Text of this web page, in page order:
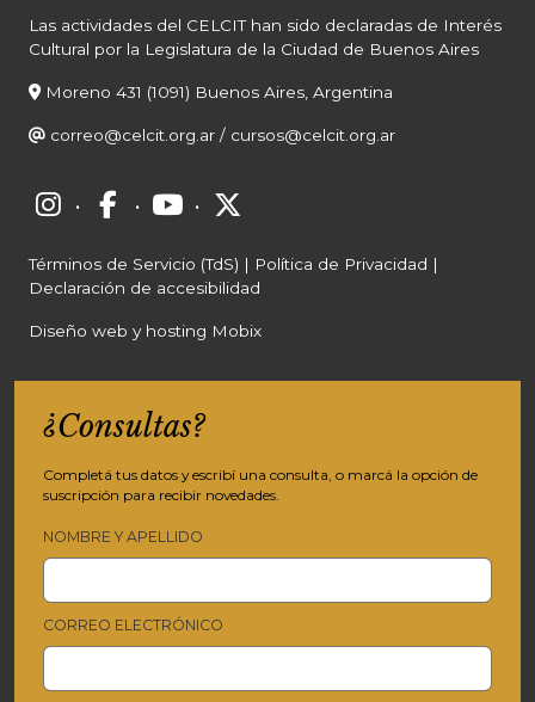
Las actividades del CELCIT han sido declaradas de Interés
Cultural por la Legislatura de la Ciudad de Buenos Aires
Moreno 431 (1091) Buenos Aires, Argentina
correo@celcit.org.ar / cursos@celcit.org.ar
· · ·
Términos de Servicio (TdS) | Política de Privacidad |
Declaración de accesibilidad
Diseño web y hosting Mobix
¿Consultas?
Completá tus datos y escribí una consulta, o marcá la opción de
suscripción para recibir novedades.
NOMBRE Y APELLIDO
CORREO ELECTRÓNICO